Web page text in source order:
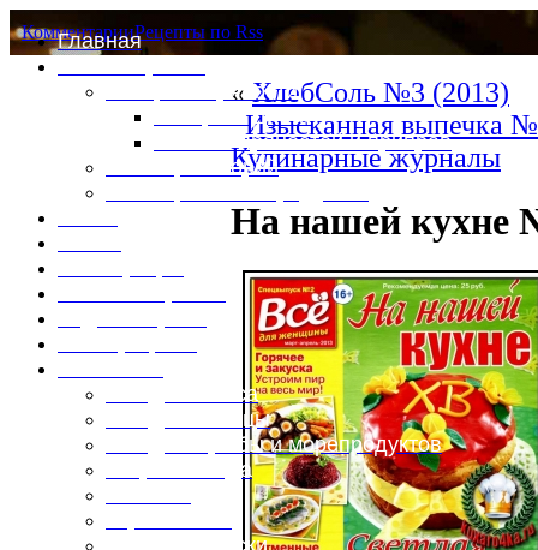
Главная
Специи и пряности
Специи и диета
Каталог пряностей и приправ
Таблица калорий
Блюда из мяса
Блюда из птицы
Блюда из рыбы и морепродуктов
Вторые блюда
Горячие закуски
КомментарииРецепты по Rss
«ХлебСоль №3 (2013)
Изысканная выпечка
Кулинарные журналы
На нашей кухне